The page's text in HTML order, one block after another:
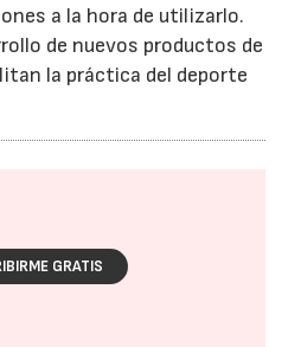
a la hora de utilizarlo.
de nuevos productos de
la práctica del deporte
GRATIS
30/07/2026